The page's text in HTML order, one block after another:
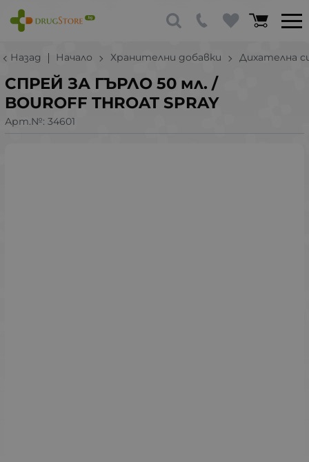
Назад Начало Хранителни добавки Дихателна
СПРЕЙ ЗА ГЪРЛО 50 мл. /
BOUROFF THROAT SPRAY
Арт.№: 34601